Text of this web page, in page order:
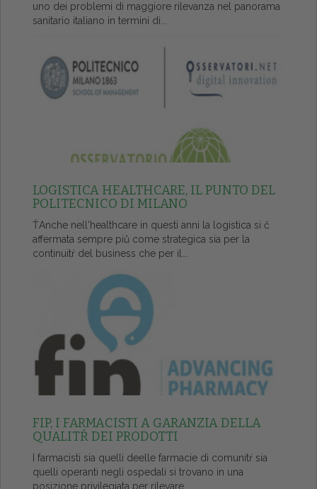
uno dei problemi di maggiore rilevanza nel panorama
sanitario italiano in termini di...
LOGISTICA HEALTHCARE, IL PUNTO DEL
POLITECNICO DI MILANO
ŤAnche nell'healthcare in questi anni la logistica si č
affermata sempre piů come strategica sia per la
continuitŕ del business che per il...
FIP, I FARMACISTI A GARANZIA DELLA
QUALITŔ DEI PRODOTTI
I farmacisti sia quelli deelle farmacie di comunitŕ sia
quelli operanti negli ospedali si trovano in una
posizione privilegiata per rilevare...